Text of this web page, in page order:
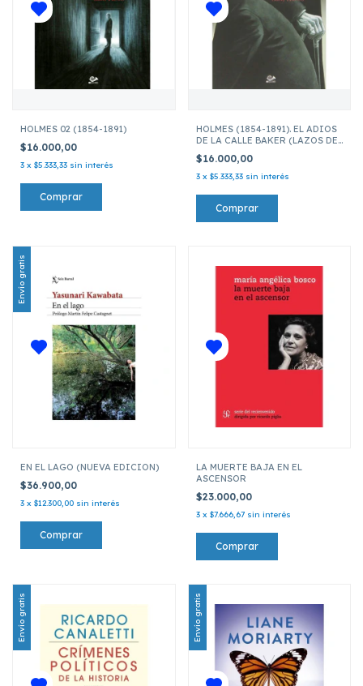
HOLMES 02 (1854-1891)
$16.000,00
3 x $5.333,33 sin interés
HOLMES (1854-1891). EL ADIOS
DE LA CALLE BAKER (LAZOS DE
$16.000,00
3 x $5.333,33 sin interés
Envío gratis
EN EL LAGO (NUEVA EDICION)
$36.900,00
3 x $12.300,00 sin interés
LA MUERTE BAJA EN EL
ASCENSOR
$23.000,00
3 x $7.666,67 sin interés
Envío gratis Envío gratis